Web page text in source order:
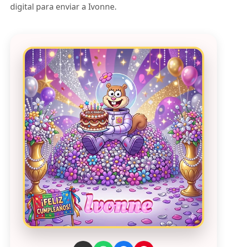
digital para enviar a Ivonne.